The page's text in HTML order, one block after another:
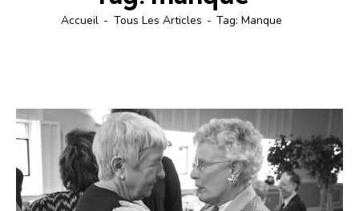
Accueil Tous Les Articles Tag: Manque